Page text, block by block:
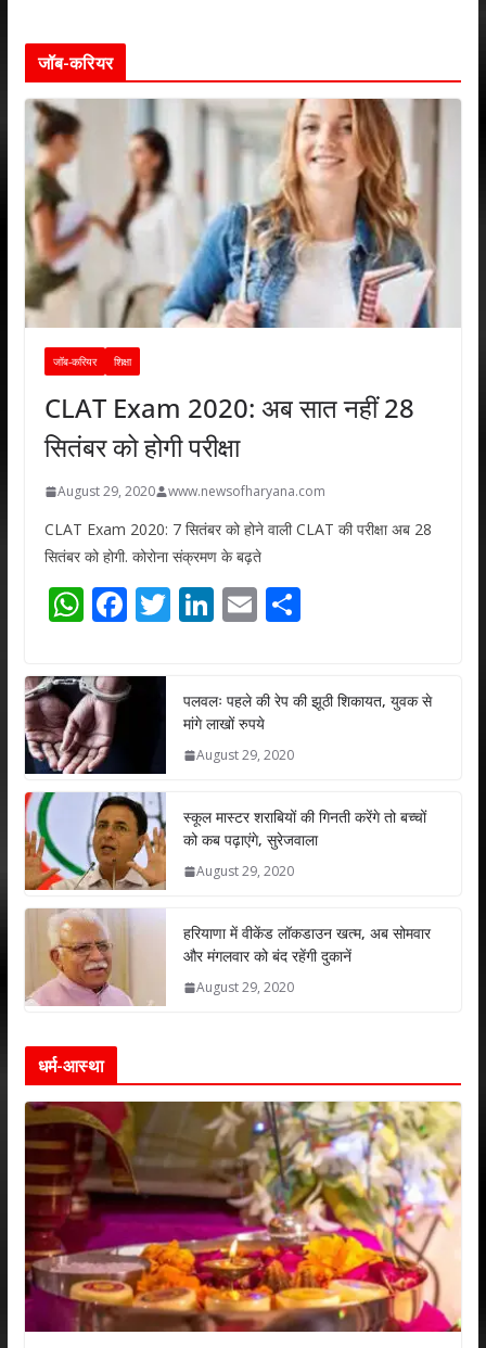
जॉब-करियर
जॉब-करियर शिक्षा
CLAT Exam 2020: अब सात नहीं 28
सितंबर को होगी परीक्षा
August 29, 2020 www.newsofharyana.com
CLAT Exam 2020: 7 सितंबर को होने वाली CLAT की परीक्षा अब 28
सितंबर को होगी. कोरोना संक्रमण के बढ़ते
W
at
s
A
p
p
F
e
b
o
k
T
er
Li
e
dI
n
E
l
S
e
पलवलः पहले की रेप की झूठी शिकायत, युवक से
मांगे लाखों रुपये
August 29, 2020
स्कूल मास्टर शराबियों की गिनती करेंगे तो बच्चों
को कब पढ़ाएंगे, सुरेजवाला
August 29, 2020
हरियाणा में वीकेंड लॉकडाउन खत्म, अब सोमवार
और मंगलवार को बंद रहेंगी दुकानें
August 29, 2020
धर्म-आस्था